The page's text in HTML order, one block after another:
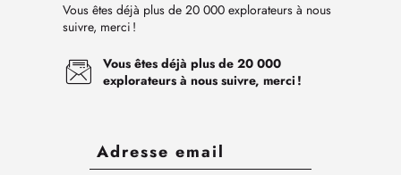
Vous êtes déjà plus de 20 000 explorateurs à nous
suivre, merci !
Vous êtes déjà plus de 20 000
explorateurs à nous suivre, merci !